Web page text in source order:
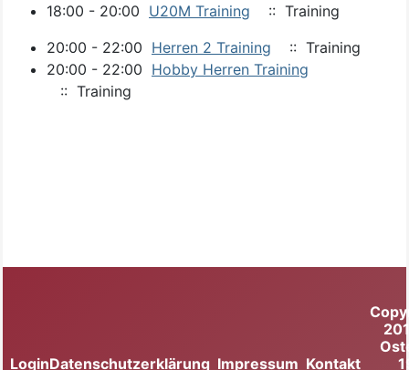
18:00 - 20:00 U20M Training
:: Training
20:00 - 22:00 Herren 2 Training
:: Training
20:00 - 22:00 Hobby Herren Training
:: Training
LoginDatenschutzerklärung Impressum Kontakt